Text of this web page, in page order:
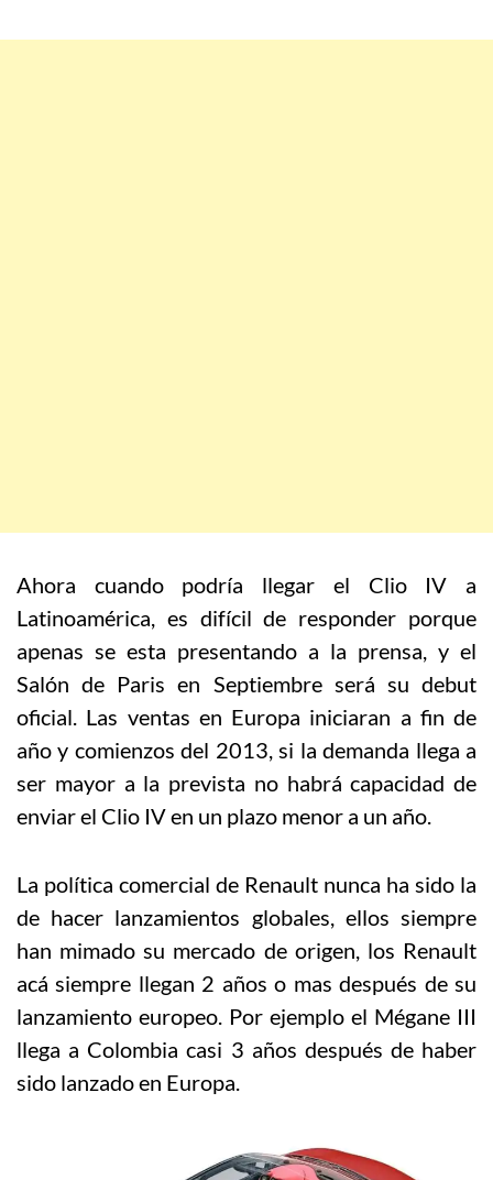
Ahora cuando podría llegar el Clio IV a
Latinoamérica, es difícil de responder porque
apenas se esta presentando a la prensa, y el
Salón de Paris en Septiembre será su debut
oficial. Las ventas en Europa iniciaran a fin de
año y comienzos del 2013, si la demanda llega a
ser mayor a la prevista no habrá capacidad de
enviar el Clio IV en un plazo menor a un año.
La política comercial de Renault nunca ha sido la
de hacer lanzamientos globales, ellos siempre
han mimado su mercado de origen, los Renault
acá siempre llegan 2 años o mas después de su
lanzamiento europeo. Por ejemplo el Mégane III
llega a Colombia casi 3 años después de haber
sido lanzado en Europa.